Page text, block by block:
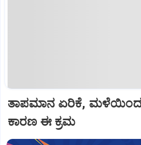
ತಾಪಮಾನ ಏರಿಕೆ,
ಕಾರಣ ಈ ಕ್ರಮ